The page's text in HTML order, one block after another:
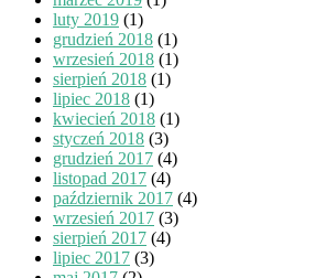
luty 2019 (1)
grudzień 2018 (1)
wrzesień 2018 (1)
sierpień 2018 (1)
lipiec 2018 (1)
kwiecień 2018 (1)
styczeń 2018 (3)
grudzień 2017 (4)
listopad 2017 (4)
październik 2017 (4)
wrzesień 2017 (3)
sierpień 2017 (4)
lipiec 2017 (3)